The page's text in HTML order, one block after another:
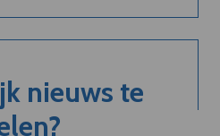
nieuws te